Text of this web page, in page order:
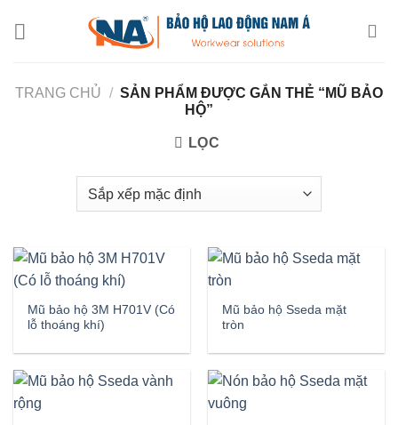
TRANG CHỦ / SẢN PHẨM ĐƯỢC GẮN THẺ “MŨ BẢO
HỘ”
LỌC
Mũ bảo hộ 3M H701V (Có
lỗ thoáng khí)
Mũ bảo hộ Sseda mặt
tròn